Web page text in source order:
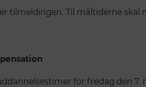
tilmeldingen. Til måltiderne
for fredag den 7.